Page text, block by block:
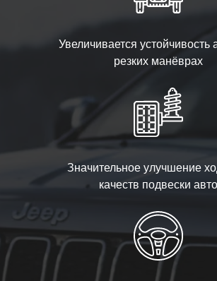
Увеличивается устойчивость
резких манёврах
Значительное улучшение
качеств подвески авто